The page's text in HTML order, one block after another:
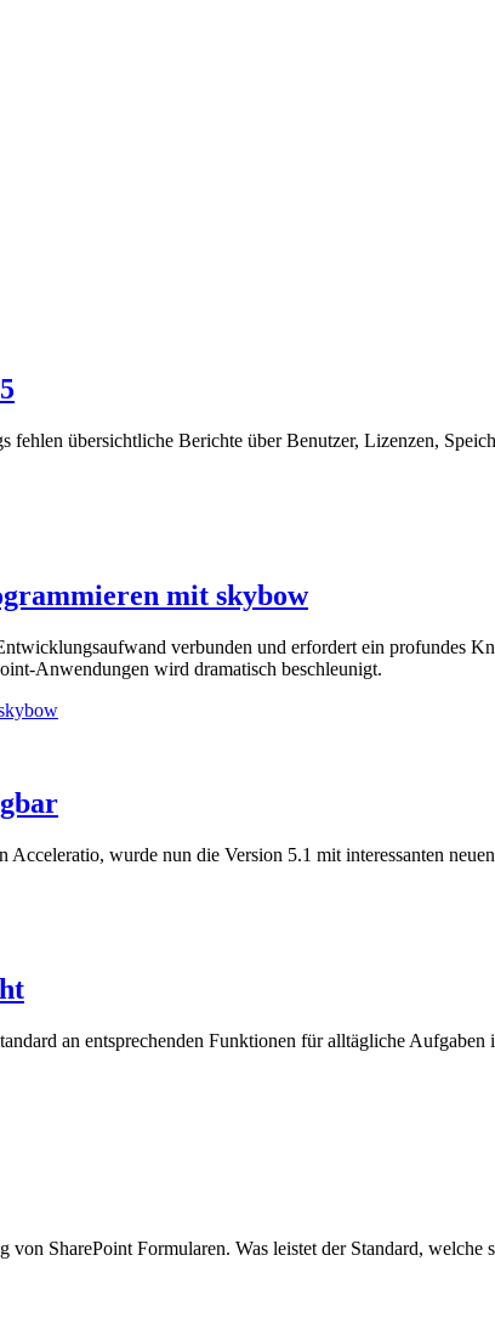
übersichtliche Berichte über Benutzer, Lizenzen,
mit skybow
verbunden und erfordert ein profundes
Anwendungen wird dramatisch beschleunigt.
wurde nun die Version 5.1 mit interessanten
an entsprechenden Funktionen für alltägliche
SharePoint Formularen. Was leistet der Standard,